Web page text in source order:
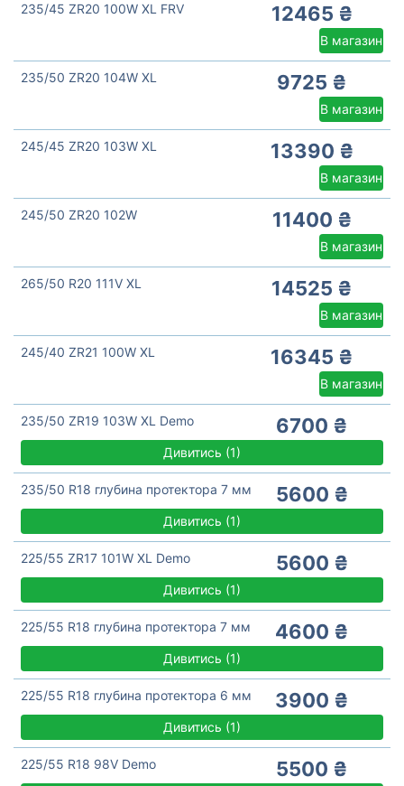
235/45 ZR20 100W XL FRV 12465 ₴
В магазин
235/50 ZR20 104W XL 9725 ₴
В магазин
245/45 ZR20 103W XL 13390 ₴
В магазин
245/50 ZR20 102W 11400 ₴
В магазин
265/50 R20 111V XL 14525 ₴
В магазин
245/40 ZR21 100W XL 16345 ₴
В магазин
235/50 ZR19 103W XL Demo 6700 ₴
Дивитись (1)
235/50 R18 глубина протектора 7 мм 5600 ₴
Дивитись (1)
225/55 ZR17 101W XL Demo 5600 ₴
Дивитись (1)
225/55 R18 глубина протектора 7 мм 4600 ₴
Дивитись (1)
225/55 R18 глубина протектора 6 мм 3900 ₴
Дивитись (1)
225/55 R18 98V Demo 5500 ₴